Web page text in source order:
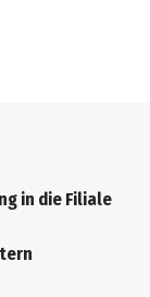
in die Filiale